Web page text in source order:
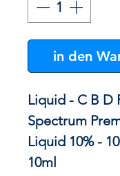
in den
Liquid - C B D
Spectrum
Liquid 10% -
10ml